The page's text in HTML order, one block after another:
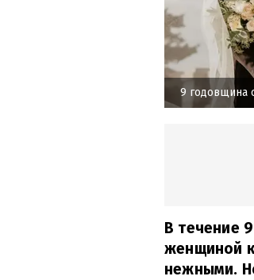
9 годовщина
В течение
женщиной
нежными.